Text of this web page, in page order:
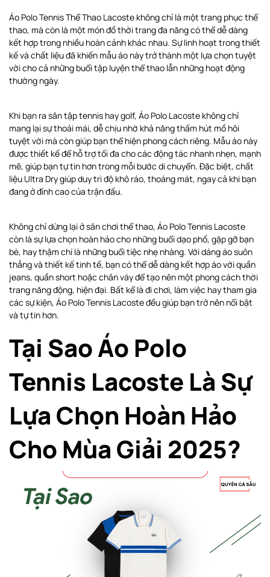
Áo Polo Tennis Thể Thao Lacoste không chỉ là một trang phục thể
thao, mà còn là một món đồ thời trang đa năng có thể dễ dàng
kết hợp trong nhiều hoàn cảnh khác nhau. Sự linh hoạt trong thiết
kế và chất liệu đã khiến mẫu áo này trở thành một lựa chọn tuyệt
vời cho cả những buổi tập luyện thể thao lẫn những hoạt động
thường ngày.
Khi bạn ra sân tập tennis hay golf, Áo Polo Lacoste không chỉ
mang lại sự thoải mái, dễ chịu nhờ khả năng thấm hút mồ hôi
tuyệt vời mà còn giúp bạn thể hiện phong cách riêng. Mẫu áo này
được thiết kế để hỗ trợ tối đa cho các động tác nhanh nhẹn, mạnh
mẽ, giúp bạn tự tin hơn trong mỗi bước di chuyển. Đặc biệt, chất
liệu Ultra Dry giúp duy trì độ khô ráo, thoáng mát, ngay cả khi bạn
đang ở đỉnh cao của trận đấu.
Không chỉ dừng lại ở sân chơi thể thao, Áo Polo Tennis Lacoste
còn là sự lựa chọn hoàn hảo cho những buổi dạo phố, gặp gỡ bạn
bè, hay thậm chí là những buổi tiệc nhẹ nhàng. Với dáng áo suôn
thẳng và thiết kế tinh tế, bạn có thể dễ dàng kết hợp áo với quần
jeans, quần short hoặc chân váy để tạo nên một phong cách thời
trang năng động, hiện đại. Bất kể là đi chơi, làm việc hay tham gia
các sự kiện, Áo Polo Tennis Lacoste đều giúp bạn trở nên nổi bật
và tự tin hơn.
Tại Sao Áo Polo
Tennis Lacoste Là Sự
Lựa Chọn Hoàn Hảo
Cho Mùa Giải 2025?